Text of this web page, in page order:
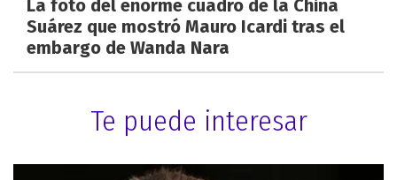
La foto del enorme cuadro de la China
Suárez que mostró Mauro Icardi tras el
embargo de Wanda Nara
Te puede interesar